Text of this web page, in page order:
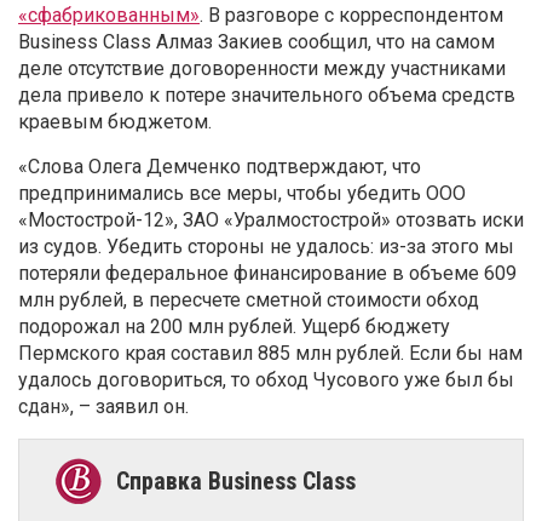
«сфабрикованным». В разговоре с корреспондентом
Business Сlass Алмаз Закиев сообщил, что на самом
деле отсутствие договоренности между участниками
дела привело к потере значительного объема средств
краевым бюджетом.
«Слова Олега Демченко подтверждают, что
предпринимались все меры, чтобы убедить ООО
«Мостострой-12», ЗАО «Уралмостострой» отозвать иски
из судов. Убедить стороны не удалось: из-за этого мы
потеряли федеральное финансирование в объеме 609
млн рублей, в пересчете сметной стоимости обход
подорожал на 200 млн рублей. Ущерб бюджету
Пермского края составил 885 млн рублей. Если бы нам
удалось договориться, то обход Чусового уже был бы
сдан», – заявил он.